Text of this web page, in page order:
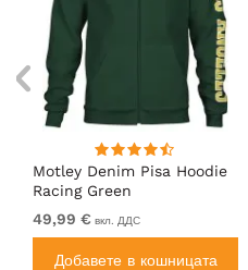
Motley Denim Pisa Hoodie
Racing Green
49,99 € вкл. ДДС
Добавете в кошницата